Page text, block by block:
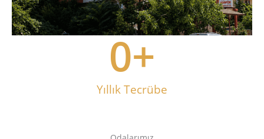
Yıllık Tecrübe
0+